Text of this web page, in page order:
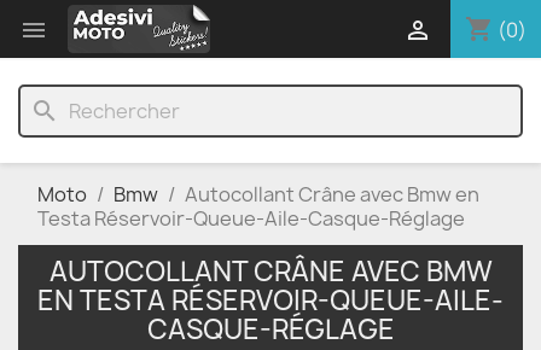
 shopping_cart (0)

search
Moto Bmw
Autocollant Crâne avec Bmw en
Testa Réservoir-Queue-Aile-Casque-Réglage
AUTOCOLLANT CRÂNE AVEC BMW
EN TESTA RÉSERVOIR-QUEUE-AILE-
CASQUE-RÉGLAGE